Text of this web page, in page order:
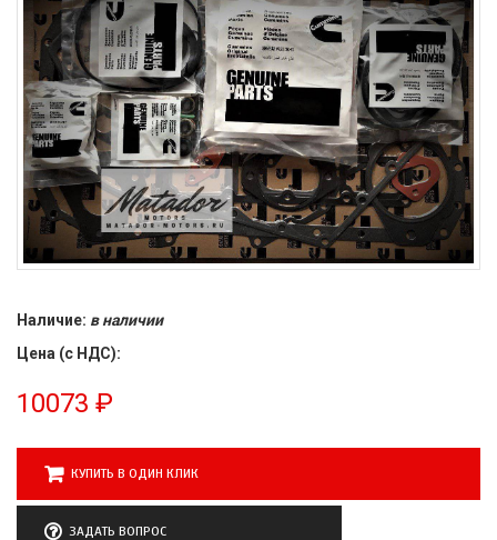
Наличие: в наличии
Цена (с НДС):
10073 ₽
КУПИТЬ В ОДИН КЛИК
ЗАДАТЬ ВОПРОС